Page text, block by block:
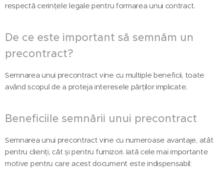
respectă cerințele legale pentru formarea unui contract.
De ce este important să semnăm un
precontract?
Semnarea unui precontract vine cu multiple beneficii, toate
având scopul de a proteja interesele părților implicate.
Beneficiile semnării unui precontract
Semnarea unui precontract vine cu numeroase avantaje, atât
pentru clienți, cât și pentru furnizori. Iată cele mai importante
motive pentru care acest document este indispensabil: